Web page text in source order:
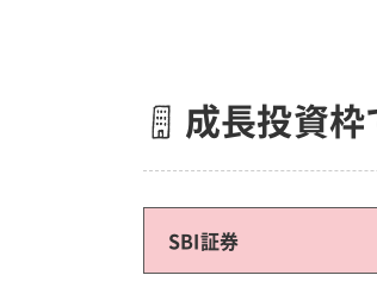
成長投資
SBI証券